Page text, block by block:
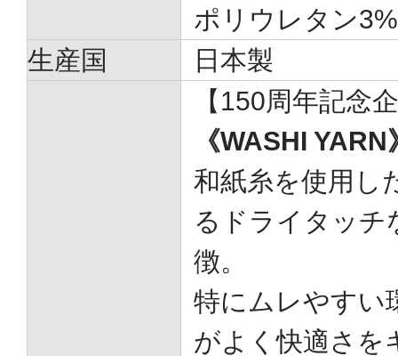
ポリウレタン3%
生産国
日本製
【150周年記念
《WASHI YARN
和紙糸を使用し
るドライタッチ
徴。
特にムレやすい
がよく快適さを